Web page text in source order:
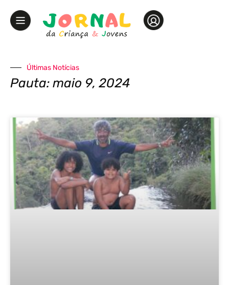
Últimas Notícias
Pauta: maio 9, 2024